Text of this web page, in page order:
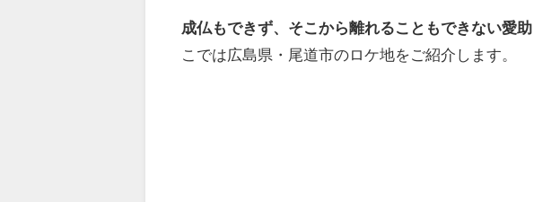
成仏もできず、そこから離れることもできない愛助
こでは広島県・尾道市のロケ地をご紹介します。